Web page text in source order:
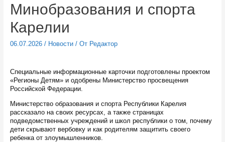
Минобразования и спорта
Карелии
06.07.2026/ Новости/ От Редактор
Специальные информационные карточки подготовлены проектом
«Регионы Детям» и одобрены Министерство просвещения
Российской Федерации.
Министерство образования и спорта Республики Карелия
рассказало на своих ресурсах, а также страницах
подведомственных учреждений и школ республики о том, почему
дети скрывают вербовку и как родителям защитить своего
ребенка от злоумышленников.